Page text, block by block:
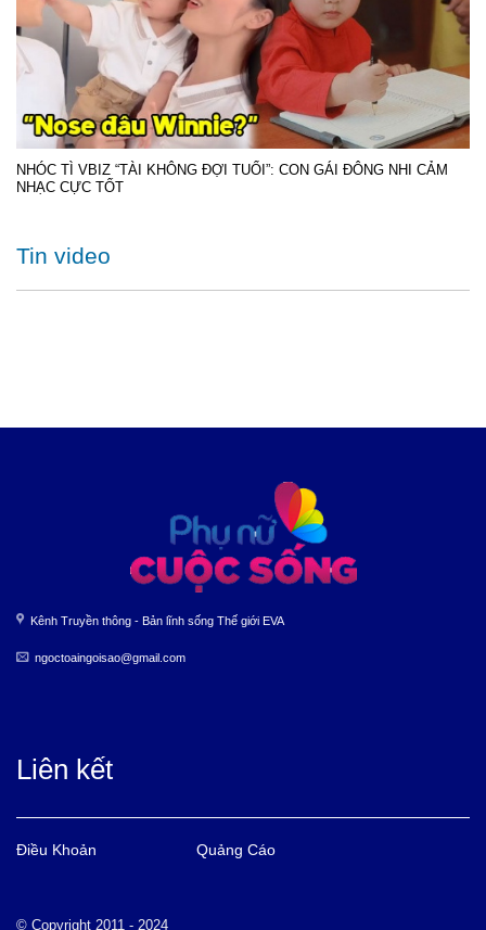
NHÓC TÌ VBIZ “TÀI KHÔNG ĐỢI TUỔI”: CON GÁI ĐÔNG NHI CẢM
NHẠC CỰC TỐT
Tin video
Kênh Truyền thông - Bản lĩnh sống Thế giới EVA
ngoctoaingoisao@gmail.com
Liên kết
Điều Khoản Quảng Cáo
© Copyright 2011 - 2024